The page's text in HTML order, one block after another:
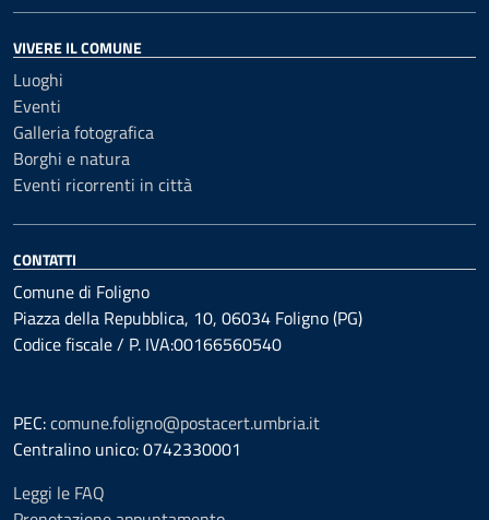
VIVERE IL COMUNE
Luoghi
Eventi
Galleria fotografica
Borghi e natura
Eventi ricorrenti in città
CONTATTI
Comune di Foligno
Piazza della Repubblica, 10, 06034 Foligno (PG)
Codice fiscale / P. IVA:00166560540
PEC:comune.foligno@postacert.umbria.it
Centralino unico: 0742330001
Leggi le FAQ